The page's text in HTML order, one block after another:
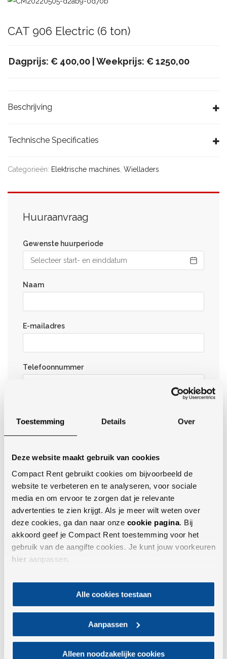
Toestemming Details Over
Deze website maakt gebruik van cookies
Compact Rent gebruikt cookies om bijvoorbeeld de
website te verbeteren en te analyseren, voor sociale
media en om ervoor te zorgen dat je relevante
advertenties te zien krijgt. Als je meer wilt weten over
deze cookies, ga dan naar onze cookie pagina. Bij
akkoord geef je Compact Rent toestemming voor het
gebruik van de aangifte cookies. Je kunt jouw voorkeuren
hier aanpassen.
Alle cookies toestaan
Aanpassen
Alleen noodzakelijke cookies
CAT 906 Electric (6 ton)
Dagprijs: € 400,00 | Weekprijs: € 1250,00
Beschrijving
Technische Specificaties
Categorieën: Elektrische machines Wielladers
Huuraanvraag
Gewenste huurperiode
Naam
E-mailadres
Telefoonnummer
Wilt u meerdere producten huren?Neem contact